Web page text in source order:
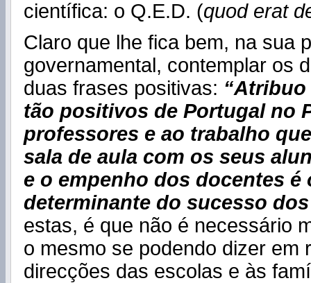
científica: o Q.E.D. (quod erat
Claro que lhe fica bem, na sua
governamental, contemplar os
duas frases positivas: “Atribuo
tão positivos de Portugal no
professores e ao trabalho
sala de aula com os seus
e o empenho dos docentes é
determinante do sucesso
estas, é que não é necessário
o mesmo se podendo dizer em
direcções das escolas e às